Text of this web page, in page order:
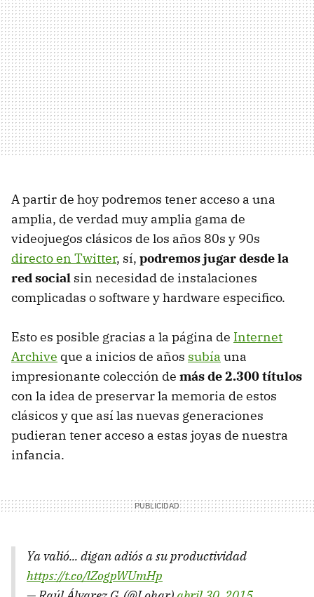
A partir de hoy podremos tener acceso a una
amplia, de verdad muy amplia gama de
videojuegos clásicos de los años 80s y 90s
directo en Twitter, sí, podremos jugar desde la
red social sin necesidad de instalaciones
complicadas o software y hardware especifico.
Esto es posible gracias a la página de Internet
Archive que a inicios de años subía una
impresionante colección de más de 2.300 títulos
con la idea de preservar la memoria de estos
clásicos y que así las nuevas generaciones
pudieran tener acceso a estas joyas de nuestra
infancia.
Ya valió... digan adiós a su productividad
https://t.co/lZogpWUmHp